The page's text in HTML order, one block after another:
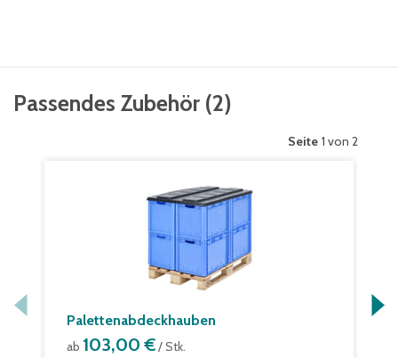
Passendes Zubehör (2)
Seite 1 von 2
Palettenabdeckhauben
ab 103,00 €/ Stk.